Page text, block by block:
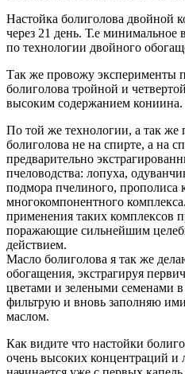
Настойка болиголова двойной
через 21 день. Т.е минимальное
по технологии двойного
Так же провожу эксперименты
болиголова тройной и
высоким содержанием кониина.
По той же технологии, а так же
болиголова не на спирте, а на
предварительно
пчеловодства: лопуха,
подмора пчелиного, прополиса
многокомпонентного
применения таких комплексов
поражающие сильнейшим
действием.
Масло болиголова я так же
обогащения, экстрагируя
цветами и зелеными семенами
фильтрую и вновь заполняю
маслом.
Как видите что настойки
очень высоких концентраций и